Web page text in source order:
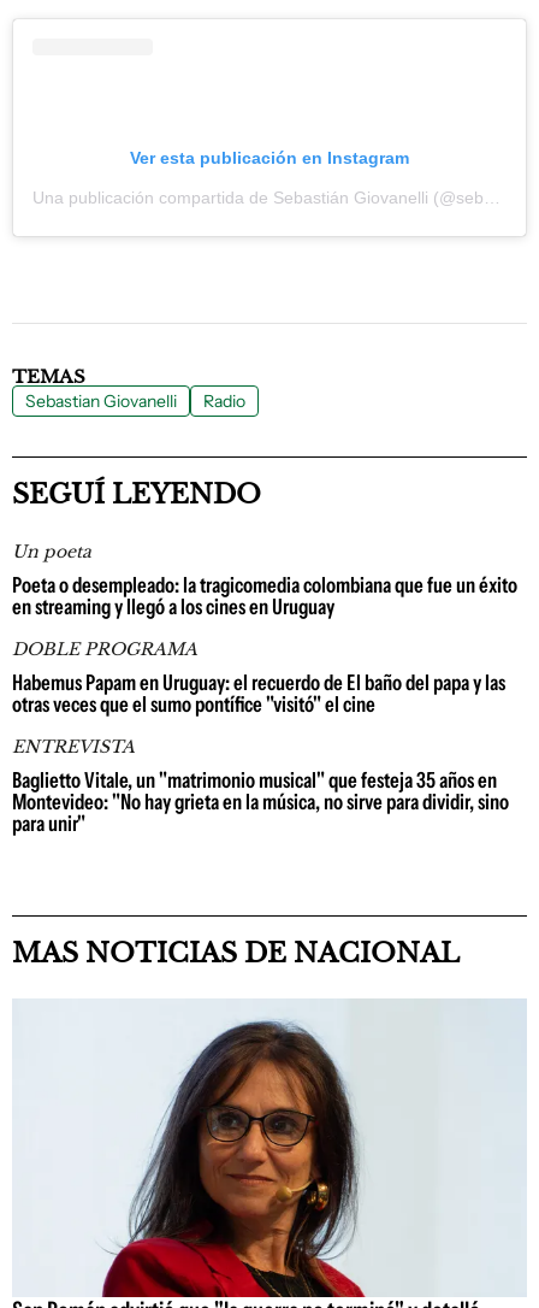
Ver esta publicación en Instagram
TEMAS
Sebastian Giovanelli Radio
SEGUÍ LEYENDO
Un poeta
Poeta o desempleado: la tragicomedia colombiana que fue un éxito
en streaming y llegó a los cines en Uruguay
DOBLE PROGRAMA
Habemus Papam en Uruguay: el recuerdo de El baño del papa y las
otras veces que el sumo pontífice "visitó" el cine
ENTREVISTA
Baglietto Vitale, un "matrimonio musical" que festeja 35 años en
Montevideo: "No hay grieta en la música, no sirve para dividir, sino
para unir"
MAS NOTICIAS DE NACIONAL